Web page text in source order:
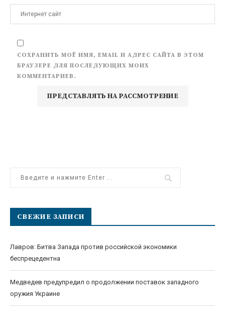
СОХРАНИТЬ МОЁ ИМЯ, EMAIL И АДРЕС САЙТА В ЭТОМ
БРАУЗЕРЕ ДЛЯ ПОСЛЕДУЮЩИХ МОИХ
КОММЕНТАРИЕВ.
СВЕЖИЕ ЗАПИСИ
Лавров: Битва Запада против российской экономики
беспрецедентна
Медведев предупредил о продолжении поставок западного
оружия Украине